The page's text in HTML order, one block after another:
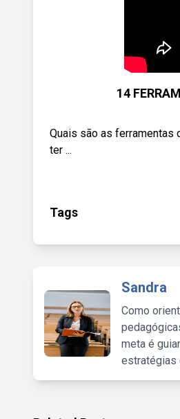
14
Quais são as ferramentas
ter ...
Tags
Sandra
Como
meta é
estratégias